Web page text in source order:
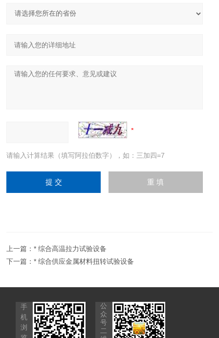
请输入计算结果（填写阿拉伯数字），如：三加四=7
上一篇：* 综合高温拉力试验设备
下一篇：* 综合供应金属材料扭转试验设备
手
机
浏
公
众
号
二